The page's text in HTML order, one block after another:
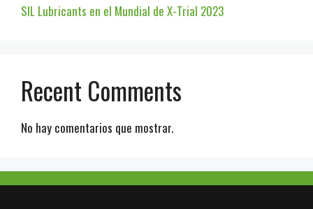
SIL Lubricants en el Mundial de X-Trial 2023
Recent Comments
No hay comentarios que mostrar.